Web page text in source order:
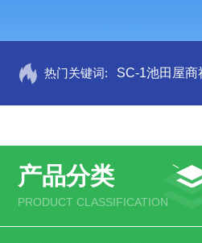
热门关键词: SC-1池田屋
产品分类
PRODUCT CLASSIFICATION